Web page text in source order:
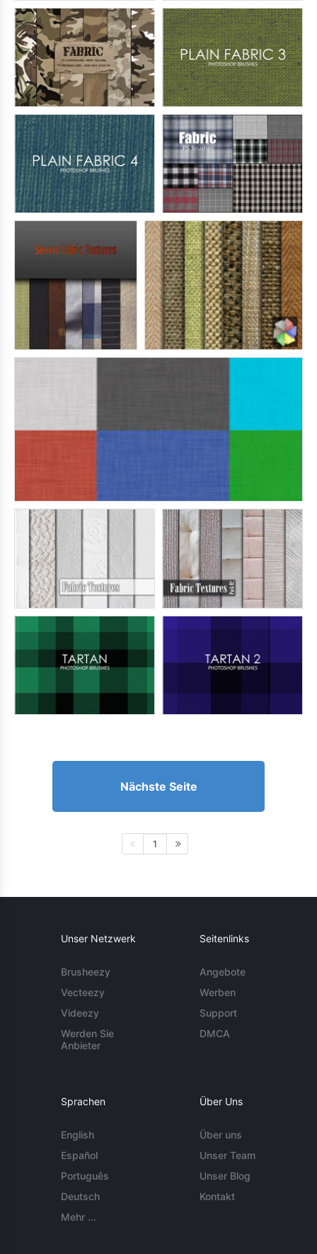
Nächste Seite
1
Unser Netzwerk
Brusheezy
Vecteezy
Videezy
Werden Sie
Anbieter
Seitenlinks
Angebote
Werben
Support
DMCA
Sprachen
English
Español
Português
Deutsch
Mehr ...
Über Uns
Über uns
Unser Team
Unser Blog
Kontakt